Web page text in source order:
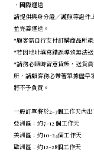
． 國際運送
請提供與身分證／護照等證件
並完善運送。
*顧客需自行支付訂購商品所
*若因地址填寫錯誤導致無法
*請務必隨時留意貨態，送貨
所，請顧客務必帶著單據儘早
將不予負責。
一般訂單將於2-3個工作天內
亞洲區：約7-12 個工作天
美洲區：約10-24個工作天
歐洲區：約12-28個工作天